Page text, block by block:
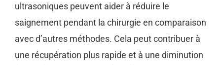
ultrasoniques peuvent aider à réduire le
saignement pendant la chirurgie en comparaison
avec d’autres méthodes. Cela peut contribuer à
une récupération plus rapide et à une diminution